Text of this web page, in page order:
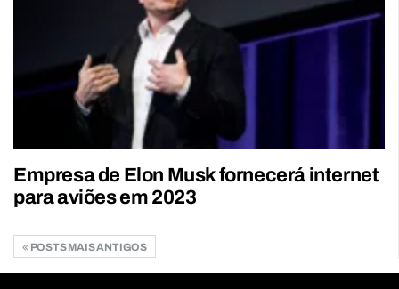
Empresa de Elon Musk fornecerá internet
para aviões em 2023
POSTS MAIS ANTIGOS